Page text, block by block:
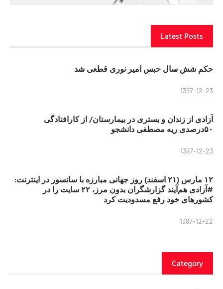
Latest Posts
حکم شش سال حبس امیر نوری قطعی شد
1397-12-23
آزادی از زندان و بستری در بیمارستان/ از کارافتادگی
۵۰درصدی ریه مصطفی دانشجو
1397-12-23
۱۲ مارس (۲۱ اسفند) روز جهانی مبارزه با سانسور در اینترنت:
#آزادی هم‌آیند گزارشگران‌ بدون مرز، ۲۲ سایت را در
کشورهای خود رفع مسدودیت کرد
1397-12-22
Category